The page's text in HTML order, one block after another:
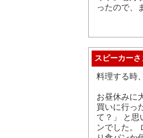
ったので、
スピーカー
料理する時
お昼休みに
買いに行っ
て？」 と思
ンでした。